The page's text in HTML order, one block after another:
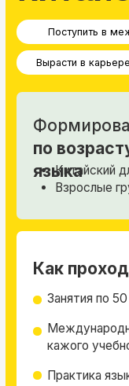
Рекомендации
Заявка
Индивидуальные
Как проходят
логопеды-
Стоимость от 1100
Записаться
Для детей с 5 лет
с дефектами
Необходима